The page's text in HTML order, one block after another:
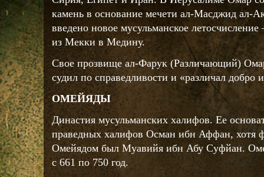
камень в основание мечети ал-Масджид ал-
введено новое мусульманское
из Мекки в Медину.
Свое прозвище ал-Фарук (Различающий)
судил по справедливости и «различал добро
ОМЕЙЯДЫ
Династия мусульманских халифов. Ее
праведных халифов Осман ибн Аффан, хотя
Омейядом был Муавийя ибн Абу Суфйан.
с 661 по 750 год.